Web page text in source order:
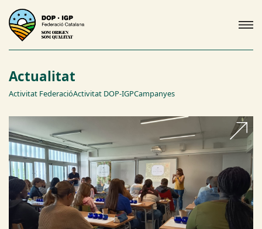
Actualitat
Activitat FederacióActivitat DOP-IGPCampanyes